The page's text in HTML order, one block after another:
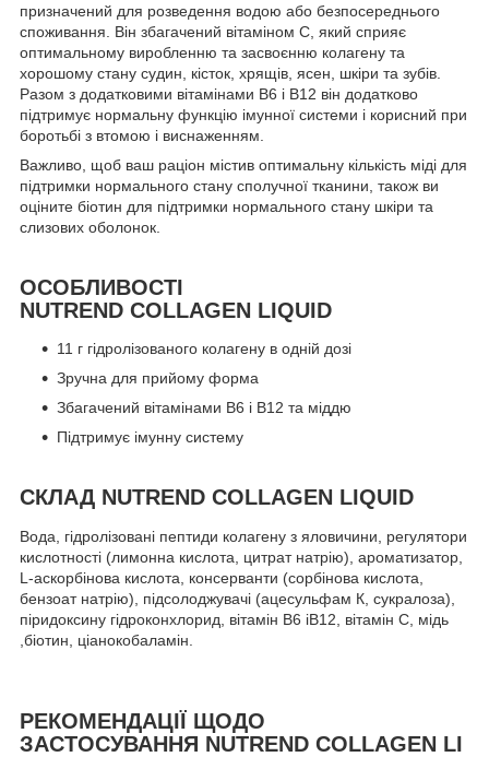
призначений для розведення водою або безпосереднього
споживання. Він збагачений вітаміном С, який сприяє
оптимальному виробленню та засвоєнню колагену та
хорошому стану судин, кісток, хрящів, ясен, шкіри та зубів.
Разом з додатковими вітамінами В6 і В12 він додатково
підтримує нормальну функцію імунної системи і корисний при
боротьбі з втомою і виснаженням.
Важливо, щоб ваш раціон містив оптимальну кількість міді для
підтримки нормального стану сполучної тканини, також ви
оціните біотин для підтримки нормального стану шкіри та
слизових оболонок.
ОСОБЛИВОСТІ
NUTREND COLLAGEN LIQUID
11 г гідролізованого колагену в одній дозі
Зручна для прийому форма
Збагачений вітамінами В6 і В12 та міддю
Підтримує імунну систему
СКЛАД NUTREND COLLAGEN LIQUID
Вода, гідролізовані пептиди колагену з яловичини, регулятори
кислотності (лимонна кислота, цитрат натрію), ароматизатор,
L-аскорбінова кислота, консерванти (сорбінова кислота,
бензоат натрію), підсолоджувачі (ацесульфам К, сукралоза),
піридоксину гідроконхлорид, вітамін B6 іB12, вітамін С, мідь
,біотин, ціанокобаламін.
РЕКОМЕНДАЦІЇ ЩОДО
ЗАСТОСУВАННЯ NUTREND COLLAGEN LI